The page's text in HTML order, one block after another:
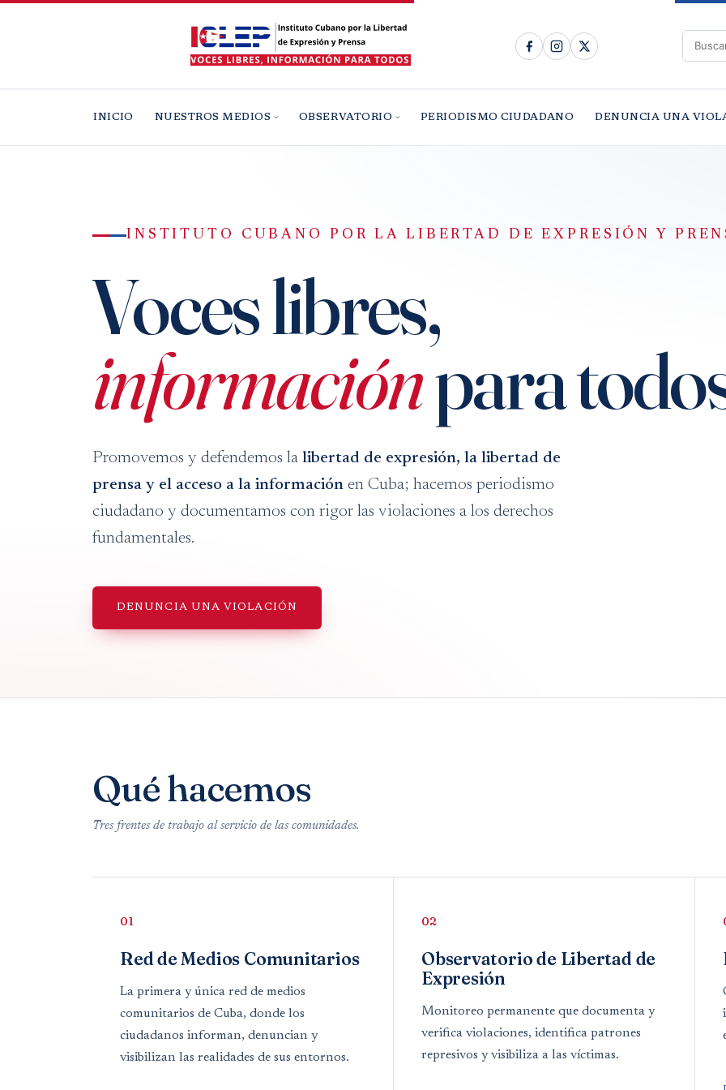
INICIO NUESTROS MEDIOS OBSERVATORIO PERIODISMO CIUDADANO DENUNCIA UNA
INSTITUTO CUBANO POR LA LIBERTAD DE EXPRESIÓN Y
Voces libres,
informaciónpara
Promovemos y defendemos la libertad de expresión, la libertad de
prensa y el acceso a la información en Cuba; hacemos periodismo
ciudadano y documentamos con rigor las violaciones a los derechos
fundamentales.
DENUNCIA UNA VIOLACIÓN
Qué hacemos
Tres frentes de trabajo al servicio de las comunidades.
01
Red de Medios Comunitarios
La primera y única red de medios
comunitarios de Cuba, donde los
ciudadanos informan, denuncian y
visibilizan las realidades de sus entornos.
02
Observatorio de Libertad de
Expresión
Monitoreo permanente que documenta y
verifica violaciones, identifica patrones
represivos y visibiliza a las víctimas.